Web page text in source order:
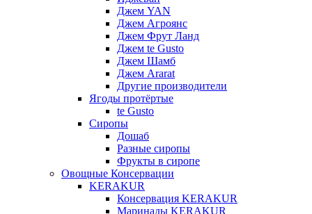
Джем YAN
Джем Агроянс
Джем Фрут Ланд
Джем te Gusto
Джем Шамб
Джем Ararat
Другие производители
Ягоды протёртые
te Gusto
Сиропы
Дошаб
Разные сиропы
Фрукты в сиропе
Овощные Консервации
KERAKUR
Консервация KERAKUR
Маринады KERAKUR